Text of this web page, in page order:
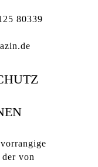
80339
von